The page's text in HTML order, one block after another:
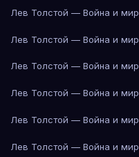
Лев Толстой — Война и мир
Лев Толстой — Война и мир
Лев Толстой — Война и мир
Лев Толстой — Война и мир
Лев Толстой — Война и мир
Лев Толстой — Война и мир